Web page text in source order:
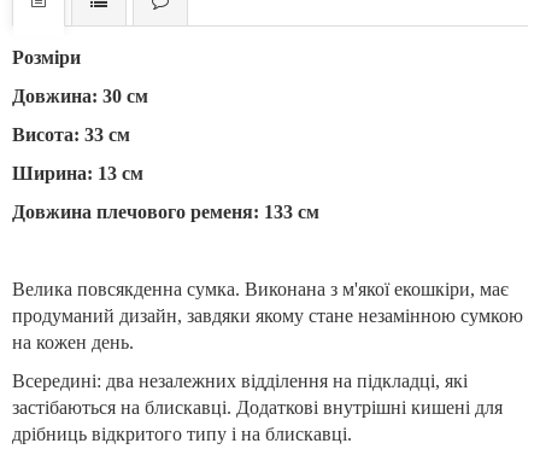
Розміри
Довжина: 30 см
Висота: 33 см
Ширина: 13 см
Довжина плечового ременя: 133 см
Велика повсякденна сумка. Виконана з м'якої екошкіри, має
продуманий дизайн, завдяки якому стане незамінною сумкою
на кожен день.
Всередині: два незалежних відділення на підкладці, які
застібаються на блискавці. Додаткові внутрішні кишені для
дрібниць відкритого типу і на блискавці.